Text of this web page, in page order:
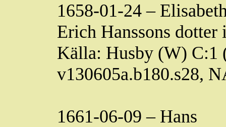
1658-01-24 –
Erich Hanssons
Källa: Husby (W) C:1
v130605a.b180.s28,
1661-06-09 – Hans